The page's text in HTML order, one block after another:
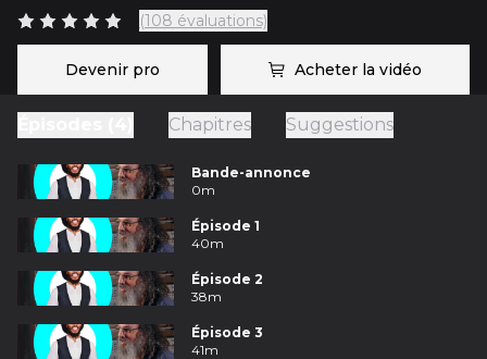
(108 évaluations)
Devenir pro Acheter la vidéo
Chapitres Suggestions
Bande-annonce
0m
Épisode 1
40m
Épisode 2
38m
Épisode 3
41m